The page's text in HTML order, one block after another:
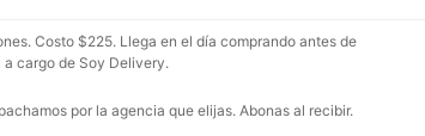
Costo $225. Llega en el día comprando antes de
a cargo de Soy Delivery.
por la agencia que elijas. Abonas al recibir.